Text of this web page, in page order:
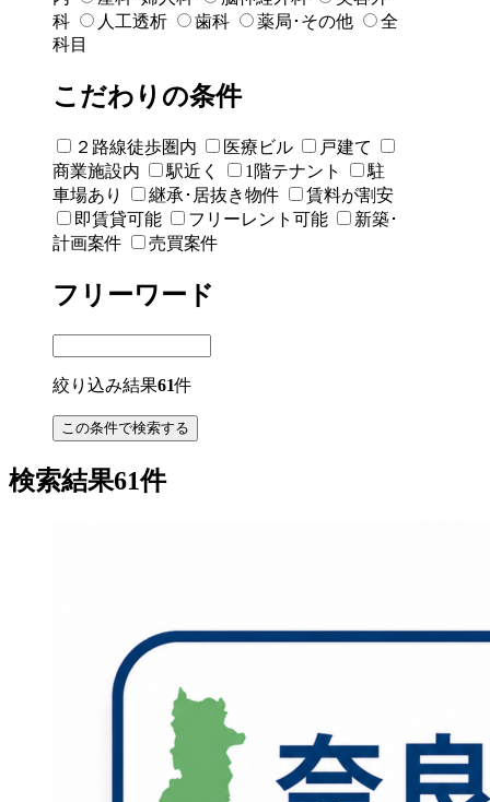
科
人工透析 歯科 薬局･その他
全
科目
こだわりの条件
２路線徒歩圏内 医療ビル
戸建て
商業施設内
駅近く 1階テナント
駐
車場あり
継承･居抜き物件
賃料が割安
即賃貸可能
フリーレント可能
新築･
計画案件
売買案件
フリーワード
絞り込み結果61件
検索結果61件